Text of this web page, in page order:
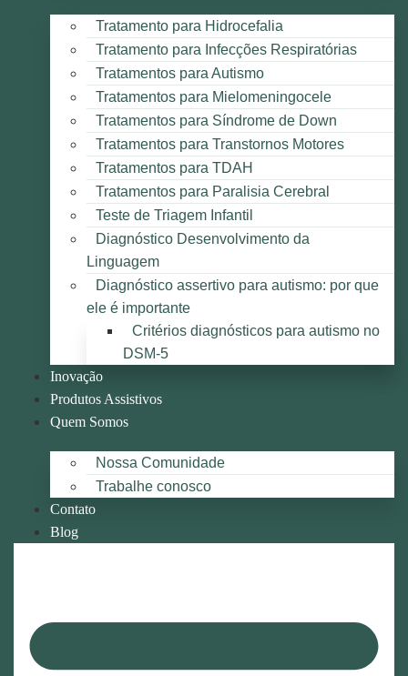
Tratamento para Hidrocefalia
Tratamento para Infecções Respiratórias
Tratamentos para Autismo
Tratamentos para Mielomeningocele
Tratamentos para Síndrome de Down
Tratamentos para Transtornos Motores
Tratamentos para TDAH
Tratamentos para Paralisia Cerebral
Teste de Triagem Infantil
Diagnóstico Desenvolvimento da
Linguagem
Diagnóstico assertivo para autismo: por que
ele é importante
Critérios diagnósticos para autismo no
DSM-5
Inovação
Produtos Assistivos
Quem Somos
Nossa Comunidade
Trabalhe conosco
Contato
Blog